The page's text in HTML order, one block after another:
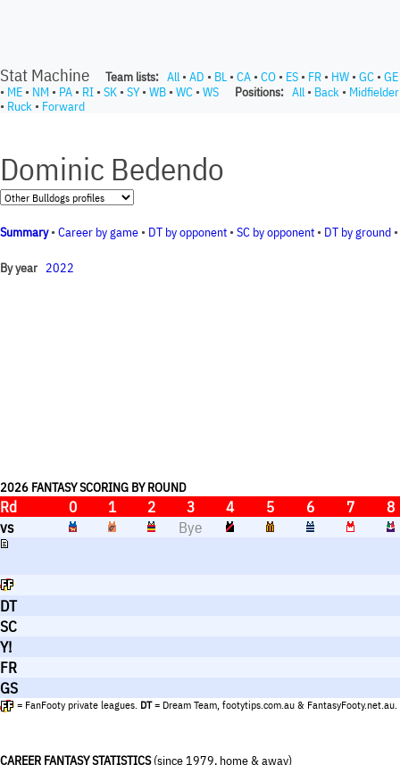
Stat Machine Team lists: All • AD • BL • CA • CO • ES • FR • HW • GC • GE
• ME • NM • PA • RI • SK • SY• WB • WC • WS Positions: All • Back • Midfielder
• Ruck • Forward